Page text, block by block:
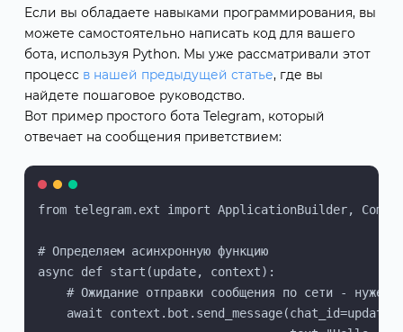
Если вы обладаете навыками программирования, вы
можете самостоятельно написать код для вашего
бота, используя Python. Мы уже рассматривали этот
процесс в нашей предыдущей статье, где вы
найдете пошаговое руководство.
Вот пример простого бота Telegram, который
отвечает на сообщения приветствием:
from telegram.ext import ApplicationBuilder,
# Определяем асинхронную функцию
async def start(update, context):
# Ожидание отправки сообщения по сети - нужен
await